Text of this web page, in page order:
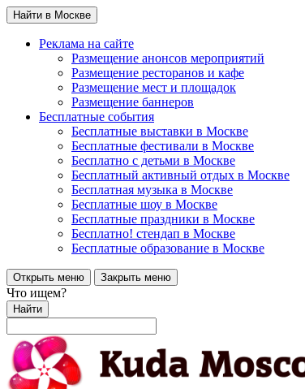
Найти в Москве
Реклама на сайте
Размещение анонсов мероприятий
Размещение ресторанов и кафе
Размещение мест и площадок
Размещение баннеров
Бесплатные события
Бесплатные выставки в Москве
Бесплатные фестивали в Москве
Бесплатно с детьми в Москве
Бесплатный активный отдых в Москве
Бесплатная музыка в Москве
Бесплатные шоу в Москве
Бесплатные праздники в Москве
Бесплатно! стендап в Москве
Бесплатные образование в Москве
Открыть меню Закрыть меню
Что ищем?
Найти